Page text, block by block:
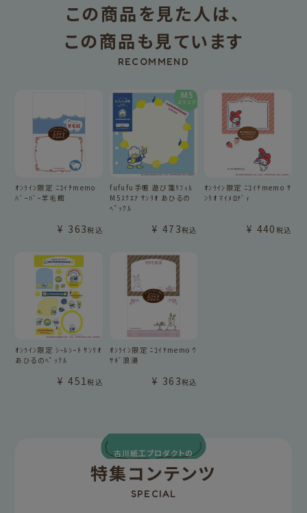
この商品を見た人は、
この商品も見ています
RECOMMEND
ｵﾝﾗｲﾝ限定 ﾆｺｲﾁmemo
ﾊﾞｰﾊﾞｰ羊毛館
¥ 363税込
fufufu手帳 遊び箋ﾘﾌｨﾙ
M5ｽｸｴｱ ｻﾝﾘｵ あひるの
ﾍﾟｯｸﾙ
¥ 473税込
ｵﾝﾗｲﾝ限定 ﾆｺｲﾁmemo ｻ
ﾝﾘｵ ﾏｲﾒﾛﾃﾞｨ
¥ 440 税込
ｵﾝﾗｲﾝ限定 ｼｰﾙｼｰﾄ ｻﾝﾘｵ
あひるのﾍﾟｯｸﾙ
¥ 451税込
ｵﾝﾗｲﾝ限定 ﾆｺｲﾁmemo ｳ
ｻｷﾞ浪漫
¥ 363税込
古川紙工プロダクトの
特集コンテンツ
SPECIAL